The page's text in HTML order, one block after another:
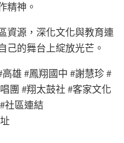
精神。
資源，深化文化與教育連
己的舞台上綻放光芒。
雄 #鳳翔國中 #謝慧珍 #
團 #翔太鼓社 #客家文化
社區連結